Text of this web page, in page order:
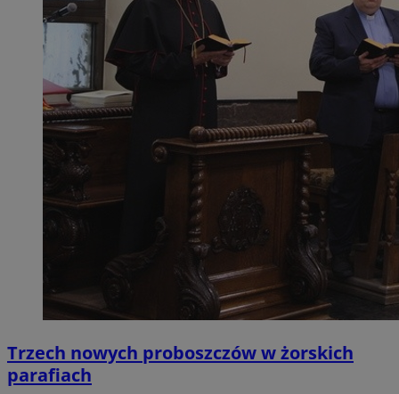
Trzech nowych proboszczów w żorskich
parafiach